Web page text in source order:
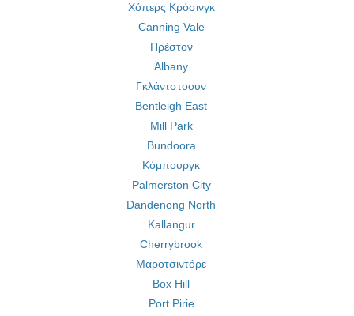
Χόπερς Κρόσινγκ
Canning Vale
Πρέστον
Albany
Γκλάντστοουν
Bentleigh East
Mill Park
Bundoora
Κόμπουργκ
Palmerston City
Dandenong North
Kallangur
Cherrybrook
Μαροτσιντόρε
Box Hill
Port Pirie